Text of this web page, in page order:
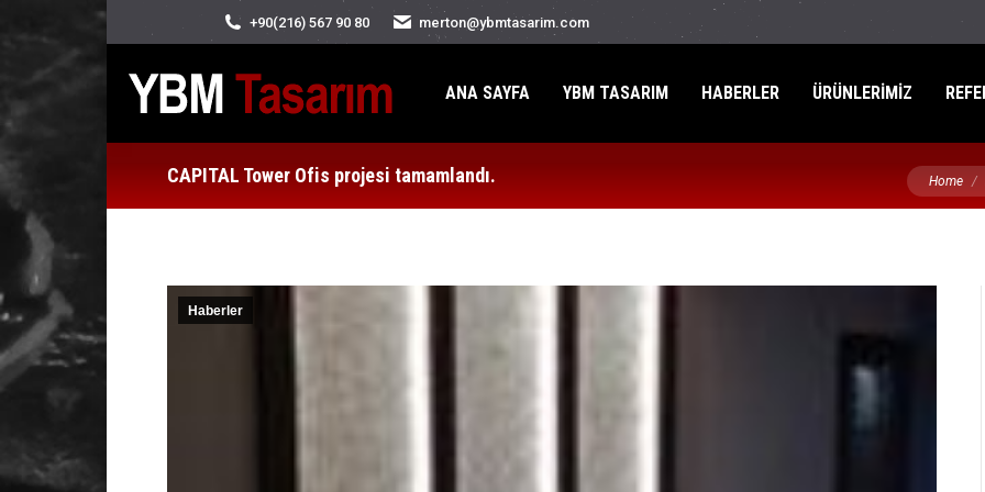
+90(216) 567 90 80 merton@ybmtasarim.com
ANA SAYFA YBM TASARIM HABERLER ÜRÜNLERİMİZ
CAPITAL Tower Ofis projesi tamamlandı. You are
Home
Haberler